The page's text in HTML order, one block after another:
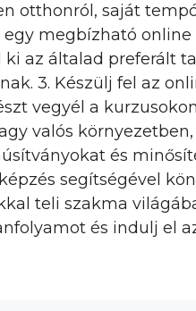
otthonról, saját
egy megbízható
ki az általad preferált
3. Készülj fel az
vegyél a
valós környezetben,
és
segítségével
teli szakma
és indulj el